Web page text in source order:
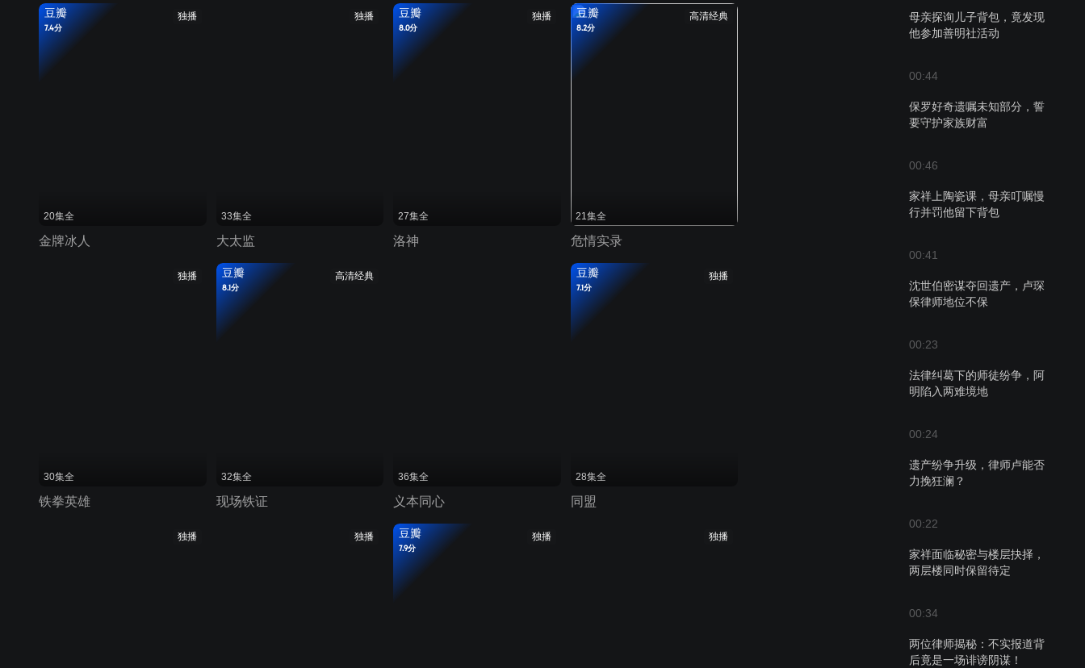
母亲探询儿子背包，竟发现
他参加善明社活动
00:44
保罗好奇遗嘱未知部分，誓
要守护家族财富
00:46
家祥上陶瓷课，母亲叮嘱慢
行并罚他留下背包
00:41
沈世伯密谋夺回遗产，卢琛
保律师地位不保
00:23
法律纠葛下的师徒纷争，阿
明陷入两难境地
00:24
遗产纷争升级，律师卢能否
力挽狂澜？
00:22
家祥面临秘密与楼层抉择，
两层楼同时保留待定
00:34
两位律师揭秘：不实报道背
后竟是一场诽谤阴谋！
独播
豆瓣
7.4分
20集全
金牌冰人
独播
33集全
大太监
独播
豆瓣
8.0分
27集全
洛神
高清经典
豆瓣
8.2分
21集全
危情实录
独播
30集全
铁拳英雄
高清经典
豆瓣
8.1分
32集全
现场铁证
36集全
义本同心
独播
豆瓣
7.1分
28集全
同盟
独播 独播 独播
豆瓣
7.9分
独播